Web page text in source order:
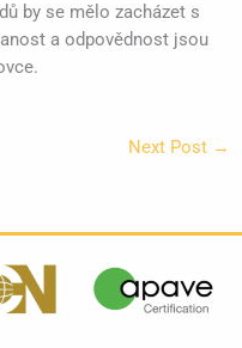
by se mělo zacházet s
a odpovědnost jsou
Next Post →